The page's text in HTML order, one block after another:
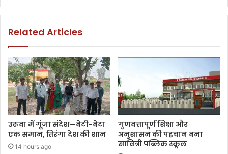
Related Articles
उरुवा में गूंजा संदेश—बेटी-बेटा
एक समान, तिरंगा देश की शान
14 hours ago
गुणवत्तापूर्ण शिक्षा और
अनुशासन की पहचान बना
सावित्री पब्लिक स्कूल